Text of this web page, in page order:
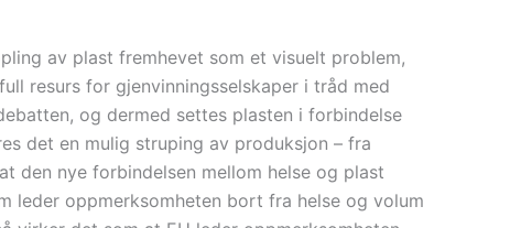
av plast fremhevet som et visuelt problem,
resurs for gjenvinningsselskaper i tråd med
og dermed settes plasten i forbindelse
det en mulig struping av produksjon – fra
den nye forbindelsen mellom helse og plast
leder oppmerksomheten bort fra helse og volum